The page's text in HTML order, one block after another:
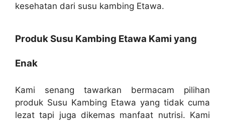
kesehatan dari susu kambing Etawa.
Produk Susu Kambing Etawa Kami yang
Enak
Kami senang tawarkan bermacam pilihan
produk Susu Kambing Etawa yang tidak cuma
lezat tapi juga dikemas manfaat nutrisi. Kami